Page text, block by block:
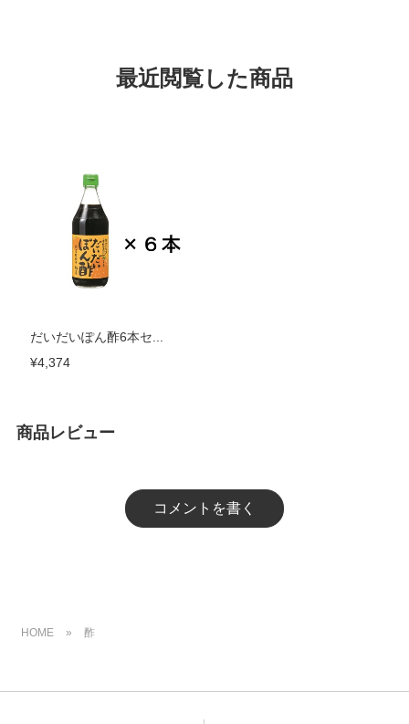
最近閲覧した商品
だいだいぽん酢6本セ...
¥4,374
商品レビュー
コメントを書く
HOME » 酢